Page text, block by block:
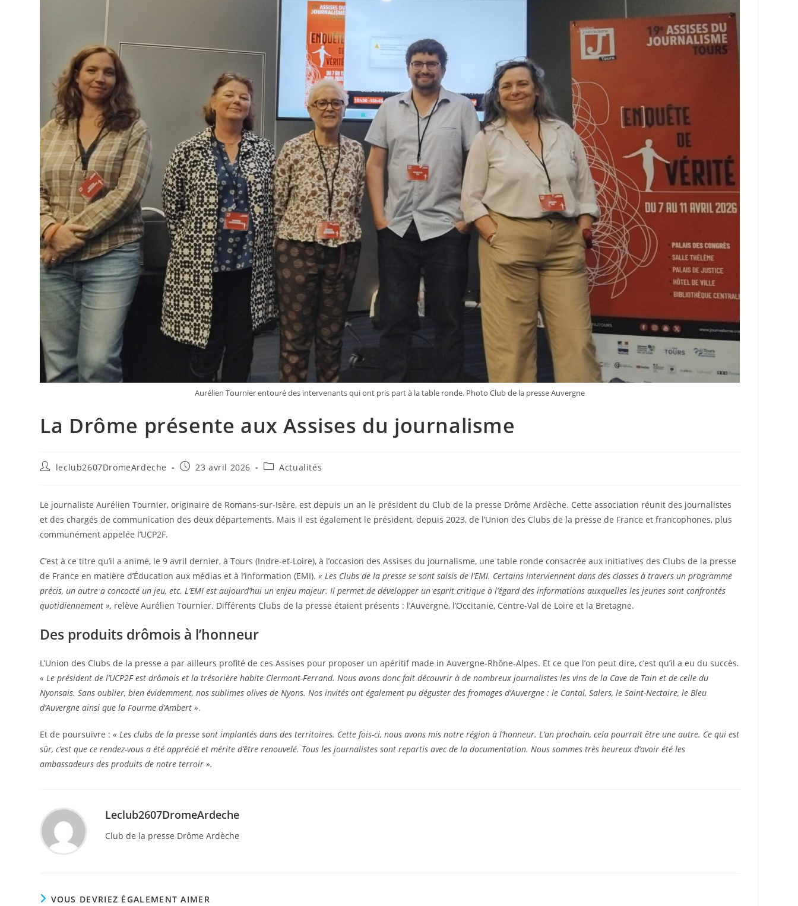
Aurélien Tournier entouré des intervenants qui ont pris part à la table ronde. Photo Club de la presse Auvergne
La Drôme présente aux Assises du journalisme
leclub2607DromeArdeche 23 avril 2026 Actualités
Le journaliste Aurélien Tournier, originaire de Romans-sur-Isère, est depuis un an le président du Club de la presse Drôme Ardèche. Cette association réunit des journalistes
et des chargés de communication des deux départements. Mais il est également le président, depuis 2023, de l’Union des Clubs de la presse de France et francophones, plus
communément appelée l’UCP2F.
C’est à ce titre qu’il a animé, le 9 avril dernier, à Tours (Indre-et-Loire), à l’occasion des Assises du journalisme, une table ronde consacrée aux initiatives des Clubs de la presse
de France en matière d’Éducation aux médias et à l’information (EMI).« Les Clubs de la presse se sont saisis de l’EMI. Certains interviennent dans des classes à travers un programme
précis, un autre a concocté un jeu, etc. L’EMI est aujourd’hui un enjeu majeur. Il permet de développer un esprit critique à l’égard des informations auxquelles les jeunes sont confrontés
quotidiennement », relève Aurélien Tournier. Différents Clubs de la presse étaient présents : l’Auvergne, l’Occitanie, Centre-Val de Loire et la Bretagne.
Des produits drômois à l’honneur
L’Union des Clubs de la presse a par ailleurs profité de ces Assises pour proposer un apéritif made in Auvergne-Rhône-Alpes. Et ce que l’on peut dire, c’est qu’il a eu du succès.
« Le président de l’UCP2F est drômois et la trésorière habite Clermont-Ferrand. Nous avons donc fait découvrir à de nombreux journalistes les vins de la Cave de Tain et de celle du
Nyonsais. Sans oublier, bien évidemment, nos sublimes olives de Nyons. Nos invités ont également pu déguster des fromages d’Auvergne : le Cantal, Salers, le Saint-Nectaire, le Bleu
d’Auvergne ainsi que la Fourme d’Ambert ».
Et de poursuivre :« Les clubs de la presse sont implantés dans des territoires. Cette fois-ci, nous avons mis notre région à l’honneur. L’an prochain, cela pourrait être une autre. Ce qui est
sûr, c’est que ce rendez-vous a été apprécié et mérite d’être renouvelé. Tous les journalistes sont repartis avec de la documentation. Nous sommes très heureux d’avoir été les
ambassadeurs des produits de notre terroir ».
Leclub2607DromeArdeche
Club de la presse Drôme Ardèche
VOUS DEVRIEZ ÉGALEMENT AIMER